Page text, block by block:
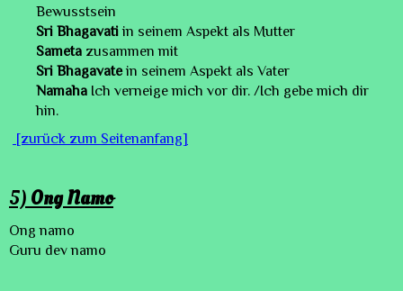
Bewusstsein
Sri Bhagavatiin seinem Aspekt als Mutter
Sameta zusammen mit
Sri Bhagavatein seinem Aspekt als Vater
Namaha Ich verneige mich vor dir. /Ich gebe mich dir
hin.
[zurück zum Seitenanfang]
5) Ong Namo
Ong namo
Guru dev namo